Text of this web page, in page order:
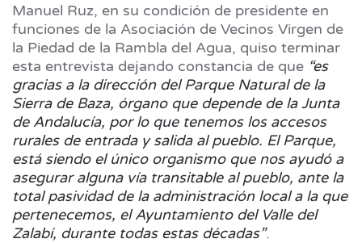
Manuel Ruz, en su condición de presidente en
funciones de la Asociación de Vecinos Virgen de
la Piedad de la Rambla del Agua, quiso terminar
esta entrevista dejando constancia de que “es
gracias a la dirección del Parque Natural de la
Sierra de Baza, órgano que depende de la Junta
de Andalucía, por lo que tenemos los accesos
rurales de entrada y salida al pueblo. El Parque,
está siendo el único organismo que nos ayudó a
asegurar alguna vía transitable al pueblo, ante la
total pasividad de la administración local a la que
pertenecemos, el Ayuntamiento del Valle del
Zalabí, durante todas estas décadas”.